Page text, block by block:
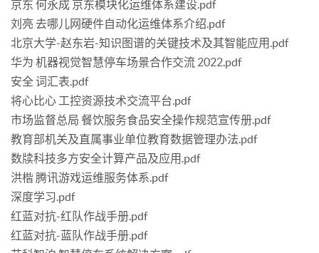
京东 何永成 京东模块化运维体系建设.pdf
刘亮 去哪儿网硬件自动化运维体系介绍.pdf
北京大学-赵东岩-知识图谱的关键技术及其智能应用.pdf
华为 机器视觉智慧停车场景合作交流 2022.pdf
安全 词汇表.pdf
将心比心 工控资源技术交流平台.pdf
市场监督总局 餐饮服务食品安全操作规范宣传册.pdf
教育部机关及直属事业单位教育数据管理办法.pdf
数牍科技多方安全计算产品及应用.pdf
洪楷 腾讯游戏运维服务体系.pdf
深度学习.pdf
红蓝对抗-红队作战手册.pdf
红蓝对抗-蓝队作战手册.pdf